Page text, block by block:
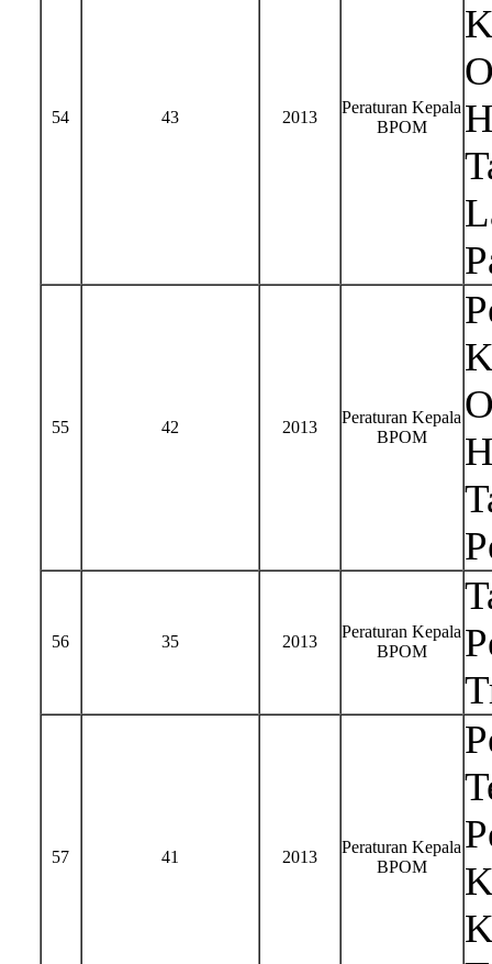
54 43 2013
Peraturan Kepala
BPOM
55 42 2013
Peraturan Kepala
BPOM
56 35 2013
Peraturan Kepala
BPOM
57 41 2013
Peraturan Kepala
BPOM